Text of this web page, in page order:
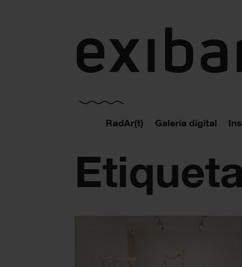
RadAr(t) Galería digital